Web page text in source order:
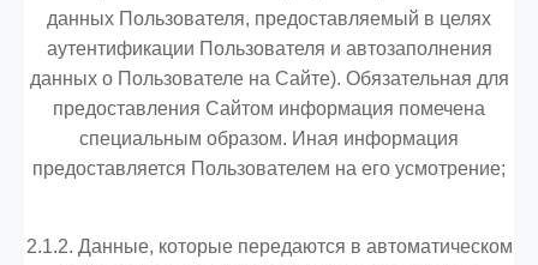
данных Пользователя, предоставляемый в целях
аутентификации Пользователя и автозаполнения
данных о Пользователе на Сайте). Обязательная для
предоставления Сайтом информация помечена
специальным образом. Иная информация
предоставляется Пользователем на его усмотрение;
2.1.2. Данные, которые передаются в автоматическом